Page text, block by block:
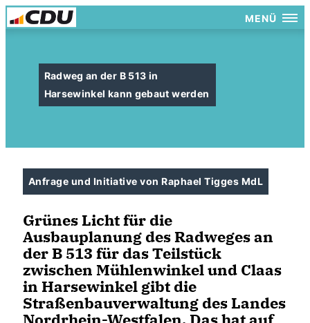
MENÜ
Radweg an der B 513 in
Harsewinkel kann gebaut werden
Anfrage und Initiative von Raphael Tigges MdL
Grünes Licht für die
Ausbauplanung des Radweges an
der B 513 für das Teilstück
zwischen Mühlenwinkel und Claas
in Harsewinkel gibt die
Straßenbauverwaltung des Landes